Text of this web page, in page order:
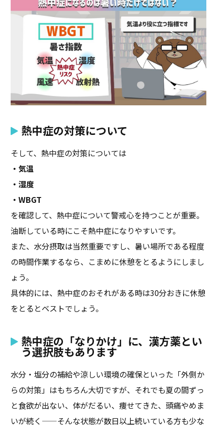
熱中症の対策について
そして、熱中症の対策については
・気温
・湿度
・WBGT
を確認して、熱中症について警戒心を持つことが重要。
油断している時にこそ熱中症になりやすいです。
また、水分摂取は当然重要ですし、暑い場所である程度
の時間作業するなら、こまめに休憩をとるようにしまし
ょう。
具体的には、熱中症のおそれがある時は30分おきに休憩
をとるとベストでしょう。
熱中症の「なりかけ」に、漢方薬とい
う選択肢もあります
水分・塩分の補給や涼しい環境の確保といった「外側か
らの対策」はもちろん大切ですが、それでも夏の間ずっ
と食欲が出ない、体がだるい、痩せてきた、頭痛やめま
いが続く——そんな状態が数日以上続いている方も少な